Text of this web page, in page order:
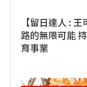
【留日達人 :
路的無限可能
育事業